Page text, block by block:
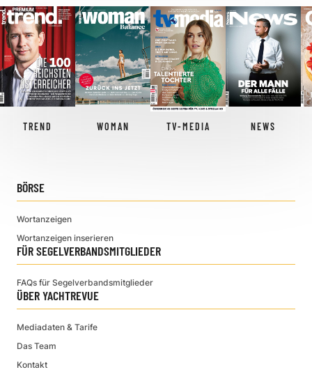
TREND WOMAN TV-MEDIA NEWS
BÖRSE
Wortanzeigen
Wortanzeigen inserieren
FÜR SEGELVERBANDSMITGLIEDER
FAQs für Segelverbandsmitglieder
ÜBER YACHTREVUE
Mediadaten & Tarife
Das Team
Kontakt